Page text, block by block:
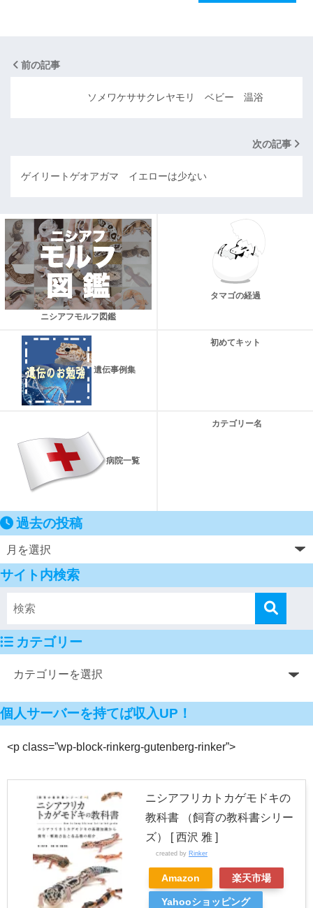
前の記事
ソメワケササクレヤモリ ベビー 温浴
次の記事
ゲイリートゲオアガマ イエローは少ない
ニシアフモルフ図鑑
タマゴの経過
遺伝事例集
初めてキット
病院一覧
カテゴリー名
過去の投稿
サイト内検索
カテゴリー
個人サーバーを持てば収入UP！
<p class=”wp-block-rinkerg-gutenberg-rinker”>
ニシアフリカトカゲモドキの
教科書 （飼育の教科書シリー
ズ） [ 西沢 雅 ]
created by Rinker
Amazon 楽天市場
Yahooショッピング